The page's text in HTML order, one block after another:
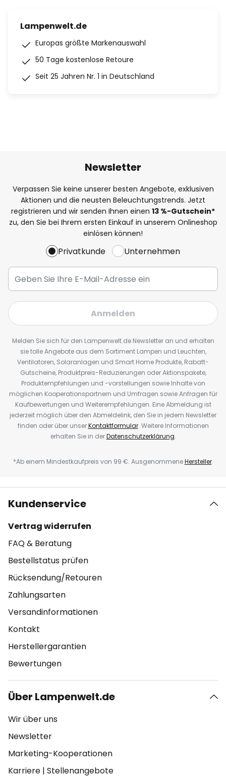
Lampenwelt.de
Europas größte Markenauswahl
50 Tage kostenlose Retoure
Seit 25 Jahren Nr. 1 in Deutschland
Newsletter
Verpassen Sie keine unserer besten Angebote, exklusiven
Aktionen und die neusten Beleuchtungstrends. Jetzt
registrieren und wir senden Ihnen einen 13 %-Gutschein*
zu, den Sie bei Ihrem ersten Einkauf in unserem Onlineshop
einlösen können!
Privatkunde Unternehmen
Anmelden
Melden Sie sich für den Lampenwelt.de Newsletter an und erhalten
sie tolle Angebote aus dem Sortiment Lampen und Leuchten,
Ventilatoren, Solaranlagen und Smart Home Produkte, Rabatt-
Gutscheine, Produktpreis-Reduzierungen oder Aktionspakete,
Produktempfehlungen und -vorstellungen sowie Inhalte von
möglichen Kooperationspartnern und Umfragen sowie Anfragen für
Kaufbewertungen und Weiterempfehlungen. Eine Abmeldung ist
jederzeit möglich über den Abmeldelink, den Sie in jedem Newsletter
finden oder über unserKontaktformular. Weitere Informationen
erhalten Sie in derDatenschutzerklärung.
*Ab einem Mindestkaufpreis von 99 €. AusgenommeneHersteller.
Kundenservice
Vertrag widerrufen
FAQ & Beratung
Bestellstatus prüfen
Rücksendung/Retouren
Zahlungsarten
Versandinformationen
Kontakt
Herstellergarantien
Bewertungen
Über Lampenwelt.de
Wir über uns
Newsletter
Marketing-Kooperationen
Karriere | Stellenangebote